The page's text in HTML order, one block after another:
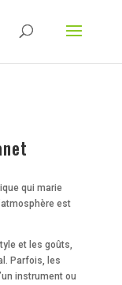
'GTM-TFCVLFN');
qui marie
est
et les goûts,
Parfois, les
instrument ou